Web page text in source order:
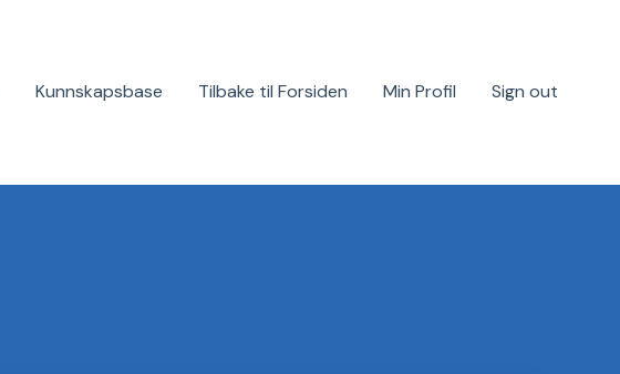
Kunnskapsbase Tilbake til Forsiden Min Profil Sign out